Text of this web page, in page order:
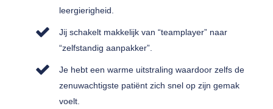
leergierigheid.
Jij schakelt makkelijk van “teamplayer” naar
“zelfstandig aanpakker”.
Je hebt een warme uitstraling waardoor zelfs de
zenuwachtigste patiënt zich snel op zijn gemak
voelt.